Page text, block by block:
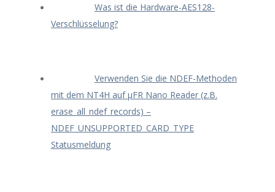
Was ist die Hardware-AES128-
Verschlüsselung?
Verwenden Sie die NDEF-Methoden
mit dem NT4H auf μFR Nano Reader (z.B.
erase_all_ndef_records) –
NDEF_UNSUPPORTED_CARD_TYPE
Statusmeldung